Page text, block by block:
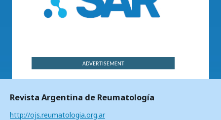
ADVERTISEMENT
Revista Argentina de Reumatología
http://ojs.reumatologia.org.ar